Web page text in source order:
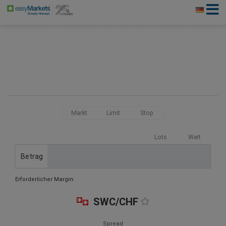
Markt Limit Stop
Lots Wert
Betrag
Erforderlicher Margin:
SWC/CHF
Spread